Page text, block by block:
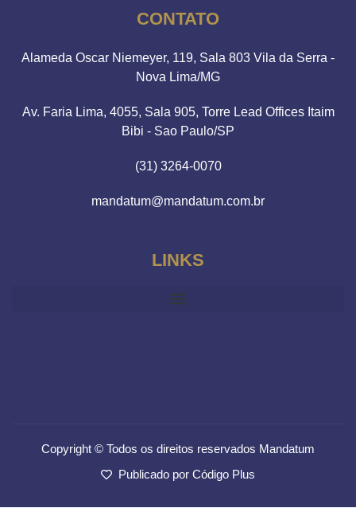
CONTATO
Alameda Oscar Niemeyer, 119, Sala 803 Vila da Serra -
Nova Lima/MG
Av. Faria Lima, 4055, Sala 905, Torre Lead Offices Itaim
Bibi - Sao Paulo/SP
(31) 3264-0070
mandatum@mandatum.com.br
LINKS
Copyright © Todos os direitos reservados Mandatum
Publicado por Código Plus